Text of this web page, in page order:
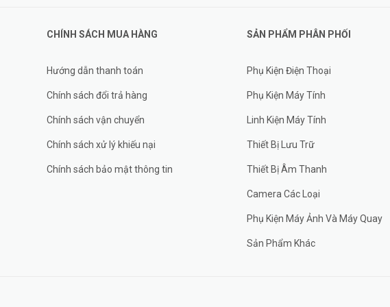
CHÍNH SÁCH MUA HÀNG
Hướng dẫn thanh toán
Chính sách đổi trả hàng
Chính sách vận chuyển
Chính sách xử lý khiếu nại
Chính sách bảo mật thông tin
SẢN PHẨM PHÂN PHỐI
Phụ Kiện Điện Thoại
Phụ Kiện Máy Tính
Linh Kiện Máy Tính
Thiết Bị Lưu Trữ
Thiết Bị Âm Thanh
Camera Các Loại
Phụ Kiện Máy Ảnh Và Máy Quay
Sản Phẩm Khác